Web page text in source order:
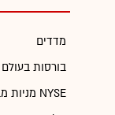
מדדים
בורסות בעולם
מניות מבורסת NYSE